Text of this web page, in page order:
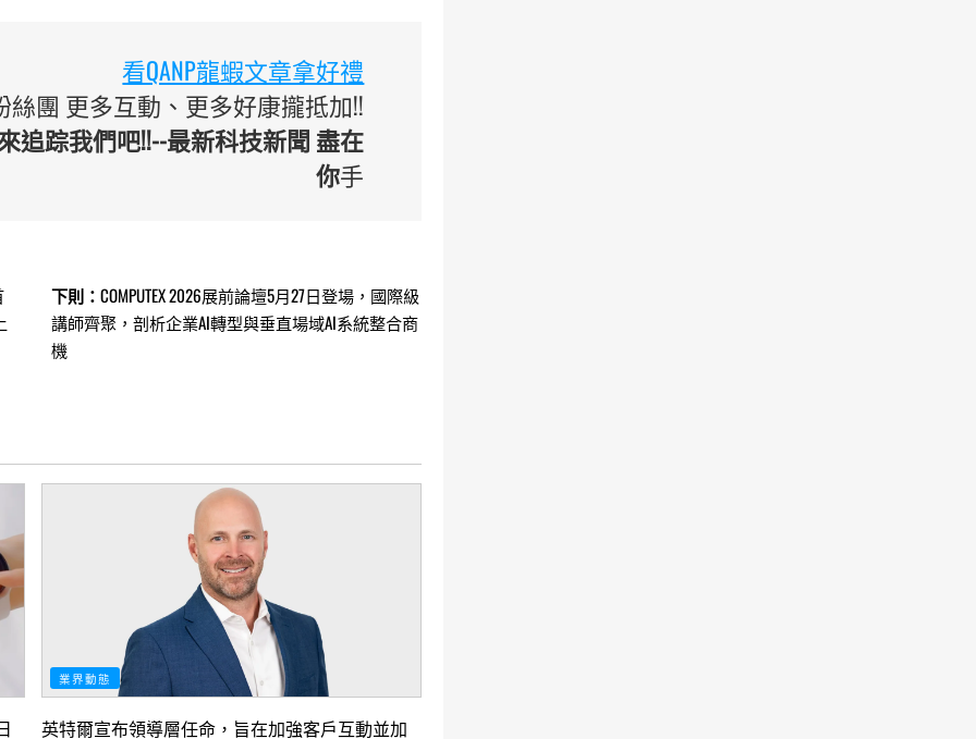
看QANP龍蝦文章拿好禮
絲團 更多互動、更多好康攏抵加!!
追踪我們吧!!--最新科技新聞 盡在
你手
下則： COMPUTEX 2026展前論壇5月27日登場，國際級
講師齊聚，剖析企業AI轉型與垂直場域AI系統整合商
機
業界動態
英特爾宣布領導層任命，旨在加強客戶互動並加